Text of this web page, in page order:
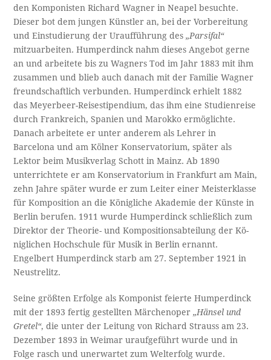
den Komponisten Richard Wagner in Neapel besuchte.
Dieser bot dem jungen Künstler an, bei der Vorbereitung
und Einstudierung der Uraufführung des„Parsifal“
mitzuarbeiten. Humperdinck nahm dieses Angebot gerne
an und arbeitete bis zu Wagners Tod im Jahr 1883 mit ihm
zusammen und blieb auch danach mit der Familie Wagner
freundschaftlich verbunden. Humperdinck erhielt 1882
das Meyerbeer-Reisestipendium, das ihm eine Studienreise
durch Frankreich, Spanien und Marokko ermöglichte.
Danach arbeitete er unter anderem als Lehrer in
Barcelona und am Kölner Konservatorium, später als
Lektor beim Musikverlag Schott in Mainz. Ab 1890
unterrichtete er am Konservatorium in Frankfurt am Main,
zehn Jahre später wur­de er zum Lei­ter ei­ner Meis­terklas­se
für Kom­po­si­ti­on an die Kö­nig­li­che Aka­de­mie der Küns­te in
Ber­lin be­ru­fen. 1911 wur­de Hum­per­dinck schließlich zum
Di­rek­tor der Theo­rie- und Kom­po­si­ti­ons­ab­tei­lung der Kö­
nig­li­chen Hoch­schu­le für Mu­sik in Ber­lin ernannt.
Engelbert Humperdinck starb am 27. September 1921 in
Neustrelitz.
Seine größten Erfolge als Komponist feierte Humperdinck
mit der 1893 fertig gestellten Märchenoper„Hänsel und
Gretel“, die unter der Leitung von Richard Strauss am 23.
Dezember 1893 in Weimar uraufgeführt wurde und in
Folge rasch und unerwartet zum Welterfolg wurde.